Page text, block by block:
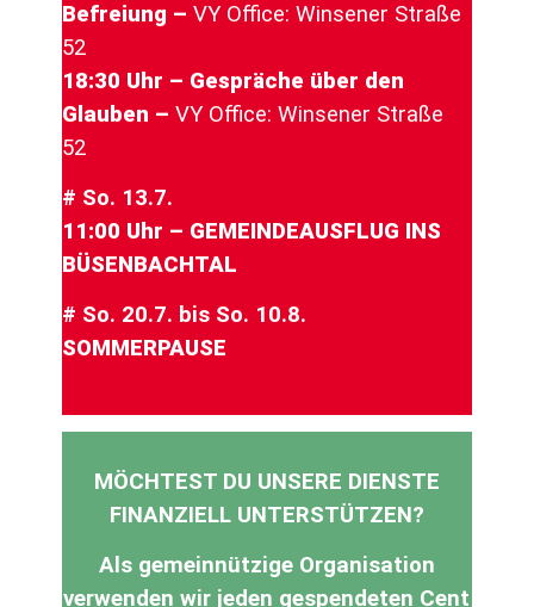
Befreiung –VY Office: Winsener Straße
52
18:30 Uhr – Gespräche über den
Glauben –VY Office: Winsener Straße
52
# So. 13.7.
11:00 Uhr – GEMEINDEAUSFLUG INS
BÜSENBACHTAL
# So. 20.7. bis So. 10.8.
SOMMERPAUSE
MÖCHTEST DU UNSERE DIENSTE
FINANZIELL UNTERSTÜTZEN?
Als gemeinnützige Organisation
verwenden wir jeden gespendeten Cent